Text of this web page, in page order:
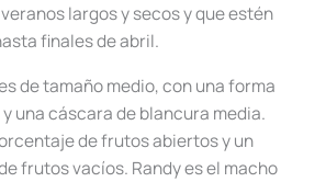
largos y secos y que estén
finales de abril.
de tamaño medio, con una forma
una cáscara de blancura media.
de frutos abiertos y un
frutos vacíos. Randy es el macho